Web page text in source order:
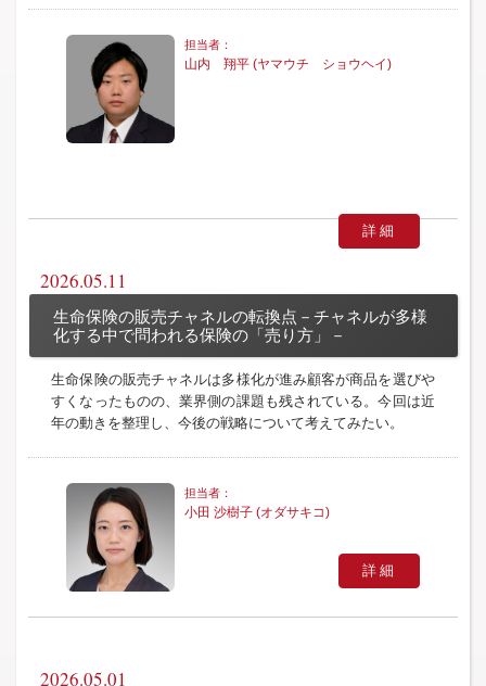
山内 翔平 (ヤマウチ ショウヘイ)
詳細
2026.05.11
生命保険の販売チャネルの転換点－チャネルが多様
化する中で問われる保険の「売り方」－
生命保険の販売チャネルは多様化が進み顧客が商品を選びや
すくなったものの、業界側の課題も残されている。今回は近
年の動きを整理し、今後の戦略について考えてみたい。
小田 沙樹子 (オダサキコ)
詳細
2026.05.01